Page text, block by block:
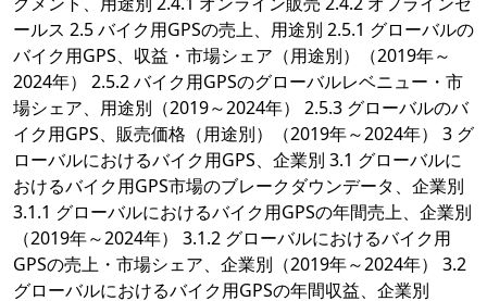
ールス 2.5 バイク用GPSの売上、用途別 2.5.1 グローバルの
バイク用GPS、収益・市場シェア（用途別）（2019年～
2024年） 2.5.2 バイク用GPSのグローバルレベニュー・市
場シェア、用途別（2019～2024年） 2.5.3 グローバルのバ
イク用GPS、販売価格（用途別）（2019年～2024年） 3 グ
ローバルにおけるバイク用GPS、企業別 3.1 グローバルに
おけるバイク用GPS市場のブレークダウンデータ、企業別
3.1.1 グローバルにおけるバイク用GPSの年間売上、企業別
（2019年～2024年） 3.1.2 グローバルにおけるバイク用
GPSの売上・市場シェア、企業別（2019年～2024年） 3.2
グローバルにおけるバイク用GPSの年間収益、企業別